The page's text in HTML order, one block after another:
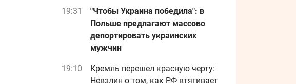
19:31
"Чтобы Украина победила": в
Польше предлагают массово
депортировать украинских
мужчин
19:10
Кремль перешел красную черту:
Невзлин о том, как РФ втягивает